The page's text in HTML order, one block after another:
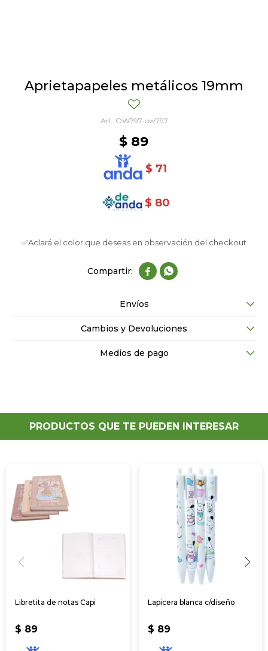
Aprietapapeles metálicos 19mm
OW797-ow797
$ 89
$ 71
$ 80
✅Aclará el color que deseas en observación del checkout
 
Envíos
Cambios y Devoluciones
Medios de pago
PRODUCTOS QUE TE PUEDEN INTERESAR
Libretita de notas Capi
$ 89
Lapicera blanca c/diseño
$ 89